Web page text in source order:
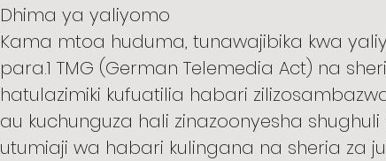
Dhima ya yaliyomo
Kama mtoa huduma, tunawajibika kwa
para.1 TMG (German Telemedia Act) na
hatulazimiki kufuatilia habari
au kuchunguza hali zinazoonyesha
utumiaji wa habari kulingana na sheria za